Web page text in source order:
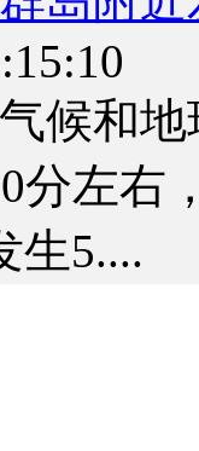
候和
分左右
生5....